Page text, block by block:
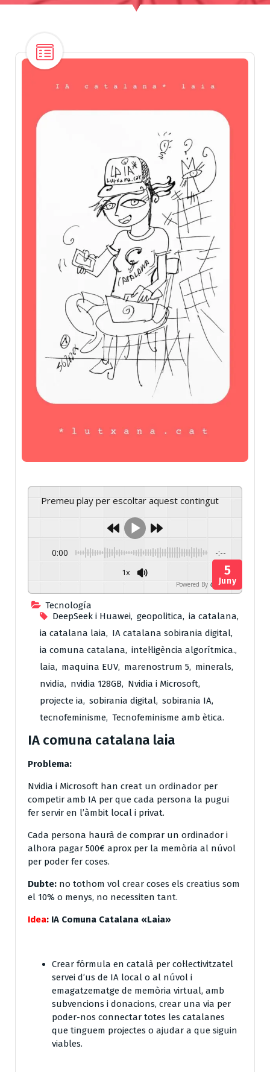
Premeu play per escoltar aquest contingut
0:00 -:--
1x
Powered By GSpeech
Tecnología
DeepSeek i Huawei, geopolitica, ia catalana,
ia catalana laia, IA catalana sobirania digital,
ia comuna catalana, intel·ligència algorítmica.,
laia, maquina EUV, marenostrum 5, minerals,
nvidia, nvidia 128GB, Nvidia i Microsoft,
projecte ia, sobirania digital, sobirania IA,
tecnofeminisme, Tecnofeminisme amb ètica.
5
Juny
IA comuna catalana laia
Problema:
Nvidia i Microsoft han creat un ordinador per
competir amb IA per que cada persona la pugui
fer servir en l’àmbit local i privat.
Cada persona haurà de comprar un ordinador i
alhora pagar 500€ aprox per la memòria al núvol
per poder fer coses.
Dubte: no tothom vol crear coses els creatius som
el 10% o menys, no necessiten tant.
Idea: IA Comuna Catalana «Laia»
Crear fórmula en català per col·lectivitzatel
servei d’us de IA local o al núvol i
emagatzematge de memòria virtual, amb
subvencions i donacions, crear una via per
poder-nos connectar totes les catalanes
que tinguem projectes o ajudar a que siguin
viables.